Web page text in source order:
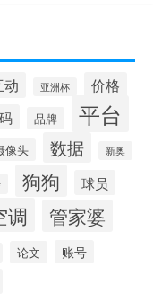
动 亚洲杯 价格
品牌 平台
像头 数据 新奥
狗狗 球员
调 管家婆
论文 账号